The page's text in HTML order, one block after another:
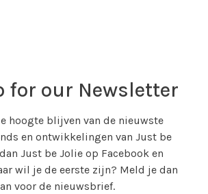
for our Newsletter
hoogte blijven van de nieuwste
en ontwikkelingen van Just be
Just be Jolie op Facebook en
wil je de eerste zijn? Meld je dan
voor de nieuwsbrief.